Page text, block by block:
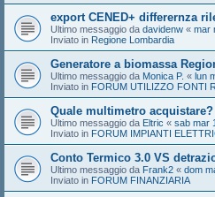
export CENED+ differernza
Ultimo messaggio da davidenw « mar
Inviato in Regione Lombardia
Generatore a biomassa
Ultimo messaggio da Monica P. « lun
Inviato in FORUM UTILIZZO FONTI
Quale multimetro acquistare?
Ultimo messaggio da Eltric « sab mar
Inviato in FORUM IMPIANTI
Conto Termico 3.0 VS
Ultimo messaggio da Frank2 « dom
Inviato in FORUM FINANZIARIA